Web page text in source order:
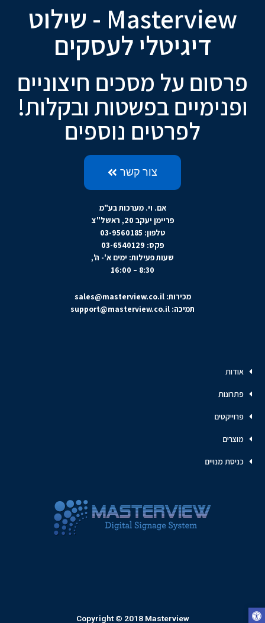
Masterview - שילוט
דיגיטלי לעסקים
פרסום על מסכים חיצוניים
ופנימיים בפשטות ובקלות!
לפרטים נוספים
צור קשר
אם. וי. מערכות בע"מ
פריימן יעקב 20, ראשל"צ
טלפון: 03-9560185
פקס: 03-6540129
שעות פעילות: ימים א'- ה',
8:30 – 16:00
מכירות:sales@masterview.co.il
תמיכה: support@masterview.co.il
אודות
פתרונות
פרוייקטים
מוצרים
כניסת מנויים
Copyright © 2018 Masterview